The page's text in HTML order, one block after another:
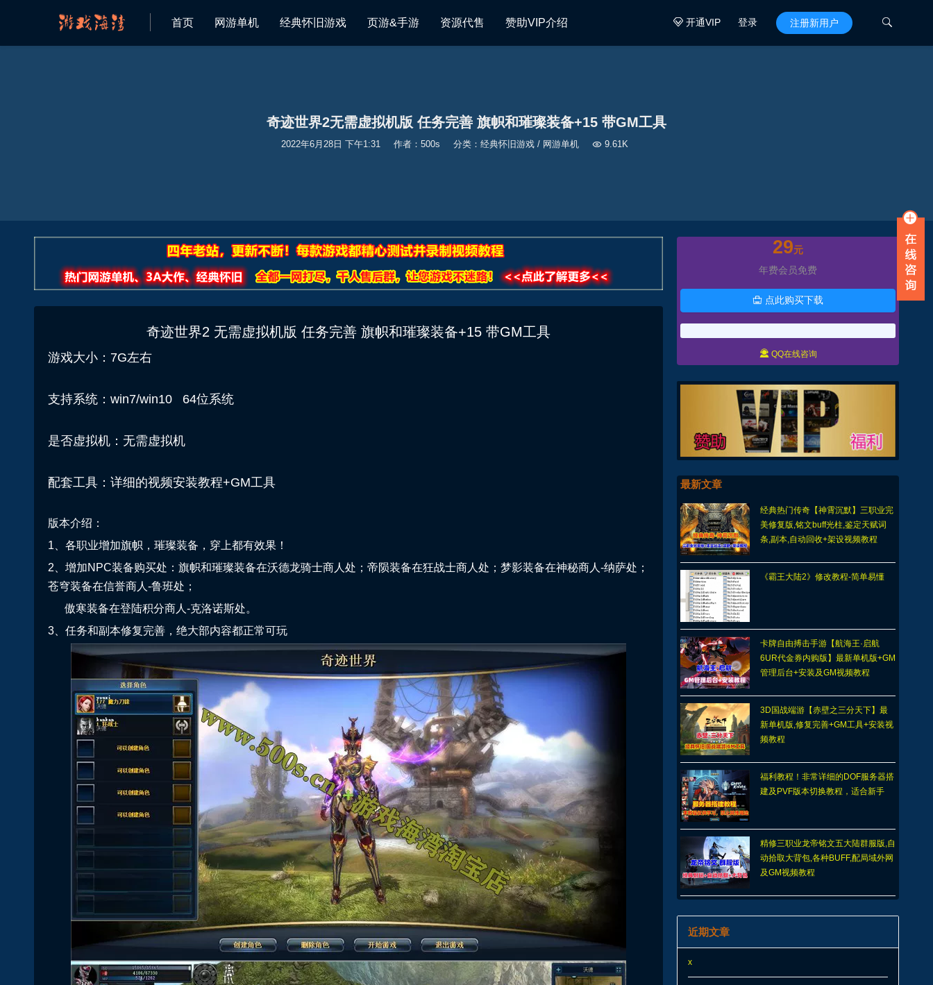
开通VIP 登录 注册新用户 
首页 网游单机 经典怀旧游戏 页游&手游 资源代售 赞助VIP介绍
奇迹世界2无需虚拟机版 任务完善 旗帜和璀璨装备+15 带GM工具
2022年6月28日 下午1:31 作者：500s 分类： 经典怀旧游戏 / 网游单机  9.61K
奇迹世界2 无需虚拟机版 任务完善 旗帜和璀璨装备+15 带GM工具
游戏大小：7G左右
支持系统：win7/win10 64位系统
是否虚拟机：无需虚拟机
配套工具：详细的视频安装教程+GM工具
版本介绍：
1、各职业增加旗帜，璀璨装备，穿上都有效果！
2、增加NPC装备购买处：旗帜和璀璨装备在沃德龙骑士商人处；帝陨装备在狂战士商人处；梦影装备在神秘商人-纳萨处；
苍穹装备在信誉商人-鲁班处；
傲寒装备在登陆积分商人-克洛诺斯处。
3、任务和副本修复完善，绝大部内容都正常可玩
29元
年费会员免费
 点此购买下载
 QQ在线咨询
最新文章
经典热门传奇【神霄沉默】三职业完
美修复版,铭文buff光柱,鉴定天赋词
条,副本,自动回收+架设视频教程
《霸王大陆2》修改教程-简单易懂
卡牌自由搏击手游【航海王·启航
6UR代金券内购版】最新单机版+GM
管理后台+安装及GM视频教程
3D国战端游【赤壁之三分天下】最
新单机版,修复完善+GM工具+安装视
频教程
福利教程！非常详细的DOF服务器搭
建及PVF版本切换教程，适合新手
精修三职业龙帝铭文五大陆群服版,自
动拾取大背包,各种BUFF,配局域外网
及GM视频教程
近期文章
x
欢迎来到 游戏海湾 资源网